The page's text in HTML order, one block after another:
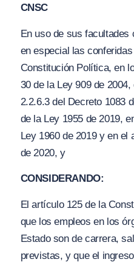
CNSC
En uso de sus
en especial las
Constitución Política, en
30 de la Ley 909 de
2.2.6.3 del Decreto 1083
de la Ley 1955 de 2019,
Ley 1960 de 2019 y en el
de 2020, y
CONSIDERANDO:
El artículo 125 de la
que los empleos en los
Estado son de carrera,
previstas, y que el